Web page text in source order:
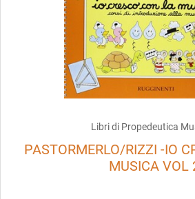
Libri di Propedeutica
PASTORMERLO/RIZZI -IO
MUSICA VOL